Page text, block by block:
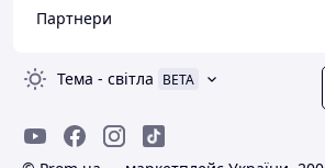
Партнери
Тема - світла BETA